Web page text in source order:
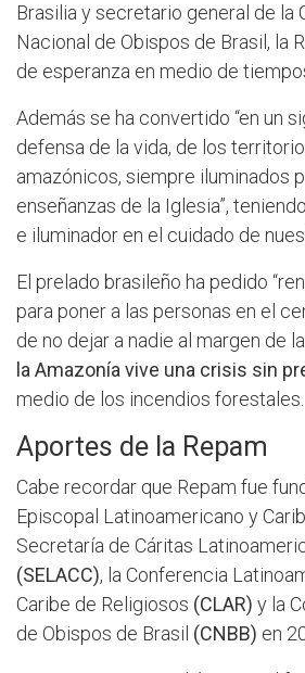
Brasilia y secretario general de la
Nacional de Obispos de Brasil, la
de esperanza en medio de
Además se ha convertido “en un
defensa de la vida, de los
amazónicos, siempre iluminados
enseñanzas de la Iglesia”,
e iluminador en el cuidado de
El prelado brasileño ha pedido
para poner a las personas en el
de no dejar a nadie al margen de
la Amazonía vive una crisis sin
medio de los incendios forestales.
Aportes de la Repam
Cabe recordar que Repam fue
Episcopal Latinoamericano y
Secretaría de Cáritas
(SELACC), la Conferencia
Caribe de Religiosos (CLAR) y la
de Obispos de Brasil (CNBB) en